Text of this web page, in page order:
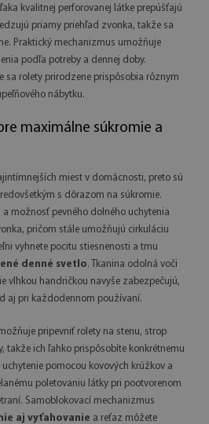
kvalitnej perforovanej látke prepúšťajú
priamy priehľad zvonka, takže sa
Praktický mechanizmus umožňuje
podľa potreby a dennej doby.
sa rolety prirodzene prispôsobia rôznym
nábytku.
maximálne súkromie a
miest v domácnosti, preto sú
s dôrazom na súkromie.
možnosť pevného dolného uchytenia
pričom stále umožňujú cirkuláciu
vyhnete pocitu stiesnenosti a tmu
denné svetlo. Tkanina odolná voči
vlhkou handričkou navyše zabezpečujú,
aj pri každodennom používaní.
pripevniť rolety na stenu, strop
takže ich ľahko prispôsobíte konkrétnemu
pomocou kovových krúžkov a
poletovaniu látky pri pootvorenom
Samoblokovací mechanizmus
aj vyťahovanie a reťaz môžete